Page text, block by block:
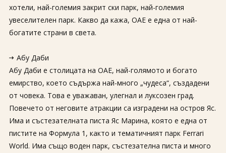
хотели, най-големия закрит ски парк, най-големия
увеселителен парк. Какво да кажа, ОАЕ е една от най-
богатите страни в света.
Абу Даби
Абу Даби е столицата на ОАЕ, най-голямото и богато
емирство, което съдържа най-много „чудеса“, създадени
от човека. Това е уважаван, улегнал и луксозен град.
Повечето от неговите атракции са изградени на остров Яс.
Има и състезателната писта Яс Марина, която е една от
пистите на Формула 1, както и тематичният парк Ferrari
World. Има също воден парк, състезателна писта и много